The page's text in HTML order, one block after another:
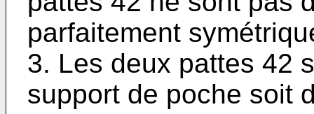
parfaitement
3. Les deux pattes 42
support de poche soit